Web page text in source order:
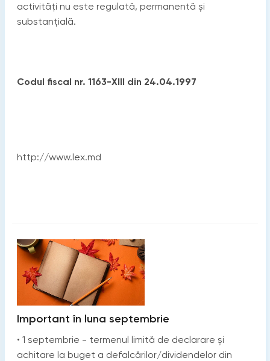
activităţi nu este regulată, permanentă şi
substanţială.
Codul fiscal nr. 1163-XIII din 24.04.1997
http://www.lex.md
Important în luna septembrie
• 1 septembrie - termenul limită de declarare și
achitare la buget a defalcărilor/dividendelor din